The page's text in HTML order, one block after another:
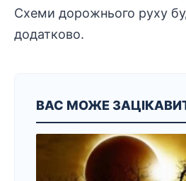
Схеми дорожнього руху
додатково.
ВАС МОЖЕ